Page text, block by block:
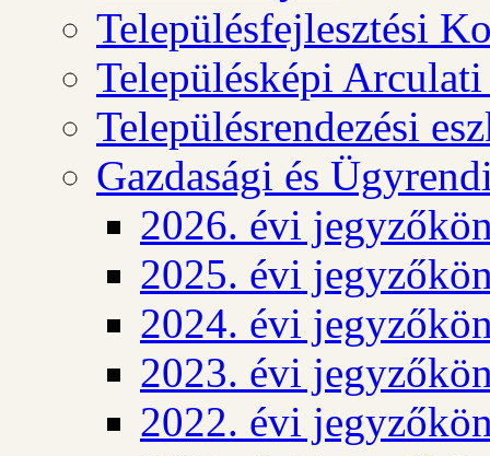
Településfejlesztési
Településképi
Településrendezési
Gazdasági és
2026. évi
2025. évi
2024. évi
2023. évi
2022. évi